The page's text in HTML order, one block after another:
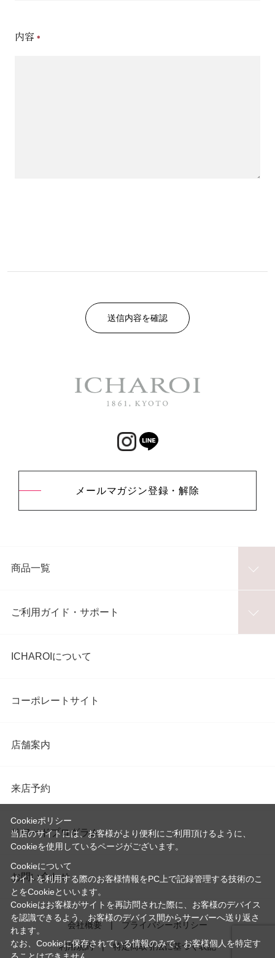
内容
メールマガジン登録・解除
商品一覧
ご利用ガイド・サポート
ICHAROIについて
コーポレートサイト
店舗案内
来店予約
リワードプログラム
お問い合わせ
会社概要 プライバシーポリシー
利用規約 特定商取引法に基づく表記
Cookieポリシー
当店のサイトには、お客様がより便利にご利用頂けるように、
Cookieを使用しているページがございます。
Cookieについて
サイトを利用する際のお客様情報をPC上で記録管理する技術のこ
とをCookieといいます。
Cookieはお客様がサイトを再訪問された際に、お客様のデバイス
を認識できるよう、お客様のデバイス間からサーバーへ送り返さ
れます。
なお、Cookieに保存されている情報のみで、お客様個人を特定す